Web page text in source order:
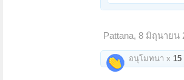
Pattana, 8 มิถุนายน
อนุโมทนา x 15